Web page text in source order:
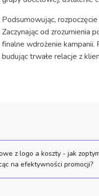
Podsumowując,
Zaczynając od zrozumienia
finalne wdrożenie
budując trwałe relacje z
z logo a koszty - jak
na efektywności promocji?